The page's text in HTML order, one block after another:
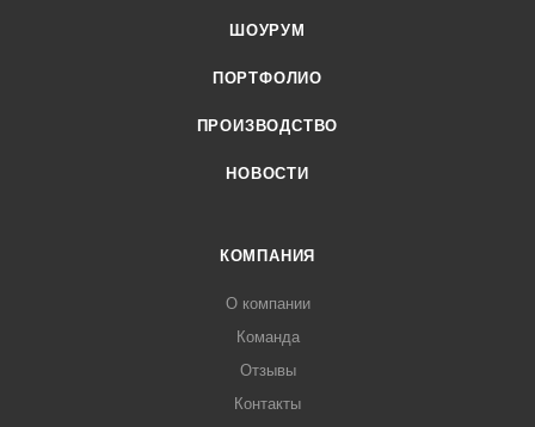
ШОУРУМ
ПОРТФОЛИО
ПРОИЗВОДСТВО
НОВОСТИ
КОМПАНИЯ
О компании
Команда
Отзывы
Контакты